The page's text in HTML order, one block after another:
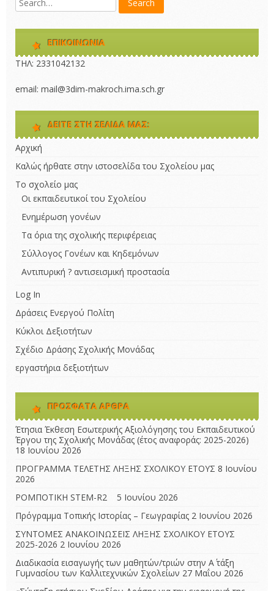
ΕΠΙΚΟΙΝΩΝΊΑ
ΤΗΛ: 2331042132 
email: mail@3dim-makroch.ima.sch.gr
ΔΕΊΤΕ ΣΤΗ ΣΕΛΊΔΑ ΜΑΣ:
Αρχική
Καλώς ήρθατε στην ιστοσελίδα του Σχολείου μας
Το σχολείο μας
Οι εκπαιδευτικοί του Σχολείου
Ενημέρωση γονέων
Τα όρια της σχολικής περιφέρειας
Σύλλογος Γονέων και Κηδεμόνων
Αντιπυρική ? αντισεισμική προστασία
Log In
Δράσεις Ενεργού Πολίτη
Κύκλοι Δεξιοτήτων
Σχέδιο Δράσης Σχολικής Μονάδας
εργαστήρια δεξιοτήτων
ΠΡΌΣΦΑΤΑ ΆΡΘΡΑ
Έτησια Έκθεση Εσωτερικής Αξιολόγησης του Εκπαιδευτικού
Έργου της Σχολικής Μονάδας (έτος αναφοράς: 2025-2026)
18 Ιουνίου 2026
ΠΡΟΓΡΑΜΜΑ ΤΕΛΕΤΗΣ ΛΗΞΗΣ ΣΧΟΛΙΚΟΥ ΕΤΟΥΣ 8 Ιουνίου
2026
ΡΟΜΠΟΤΙΚΗ STEM-R2
5 Ιουνίου 2026
Πρόγραμμα Τοπικής Ιστορίας – Γεωγραφίας 2 Ιουνίου 2026
ΣΥΝΤΟΜΕΣ ΑΝΑΚΟΙΝΩΣΕΙΣ ΛΗΞΗΣ ΣΧΟΛΙΚΟΥ ΕΤΟΥΣ
2025-2026 2 Ιουνίου 2026
Διαδικασία εισαγωγής των μαθητών/τριών στην Α΄ τάξη
Γυμνασίου των Καλλιτεχνικών Σχολείων 27 Μαΐου 2026